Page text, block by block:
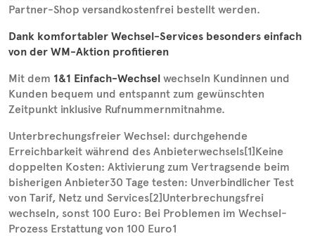
Partner‑Shop versandkostenfrei bestellt werden.
Dank komfortabler Wechsel-Services besonders einfach
von der WM-Aktion profitieren
Mit dem 1&1 Einfach‑Wechsel wechseln Kundinnen und
Kunden bequem und entspannt zum gewünschten
Zeitpunkt inklusive Rufnummernmitnahme.
Unterbrechungsfreier Wechsel: durchgehende
Erreichbarkeit während des Anbieterwechsels[1]Keine
doppelten Kosten: Aktivierung zum Vertragsende beim
bisherigen Anbieter30 Tage testen: Unverbindlicher Test
von Tarif, Netz und Services[2]Unterbrechungsfrei
wechseln, sonst 100 Euro: Bei Problemen im Wechsel-
Prozess Erstattung von 100 Euro1